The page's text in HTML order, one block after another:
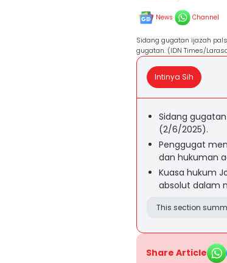
News Channel
Sidang gugatan ijazah
gugatan. (IDN Times/
Intinya Sih
Sidang gugatan
(2/6/2025).
Penggugat
dan hukuman
Kuasa hukum
absolut dalam
This section
Share Article